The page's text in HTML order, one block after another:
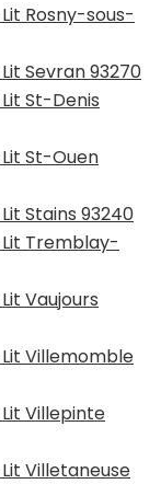
Rosny-sous-
Sevran 93270
St-Denis
St-Ouen
Stains 93240
Tremblay-
Vaujours
Villemomble
Villepinte
Villetaneuse